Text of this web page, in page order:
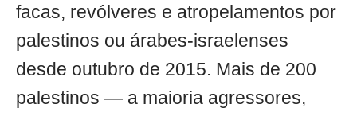
facas, revólveres e atropelamentos por
palestinos ou árabes-israelenses
desde outubro de 2015. Mais de 200
palestinos — a maioria agressores,